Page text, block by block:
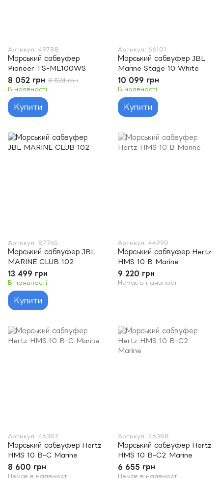
Артикул: 49788
Морський сабвуфер
Pioneer TS-ME100WS
8 052 грн 8 524 грн
В наявності
Купити
Артикул: 66101
Морський сабвуфер JBL
Marine Stage 10 White
10 099 грн
В наявності
Купити
Артикул: 87765
Морський сабвуфер JBL
MARINE CLUB 102
13 499 грн
В наявності
Купити
Артикул: 44990
Морський сабвуфер Hertz
HMS 10 B Marine
9 220 грн
Немає в наявності
Артикул: 46387
Морський сабвуфер Hertz
HMS 10 B-C Marine
8 600 грн
Немає в наявності
Артикул: 46388
Морський сабвуфер Hertz
HMS 10 B-C2 Marine
6 655 грн
Немає в наявності